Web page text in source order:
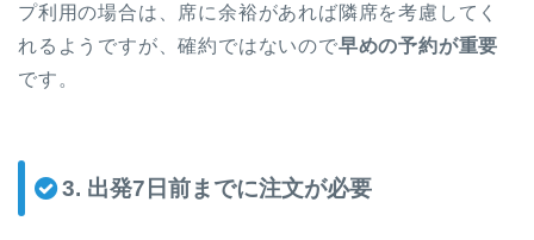
プ利用の場合は、席に余裕があれば隣席を考慮してく
れるようですが、確約ではないので早めの予約が重要
です。
3. 出発7日前までに注文が必要